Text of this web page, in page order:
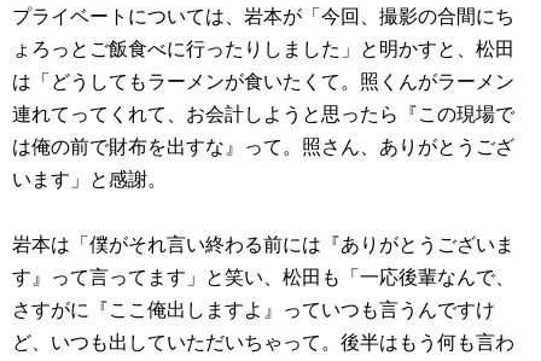
プライベートについては、岩本が「今回、撮影の合間にち
ょろっとご飯食べに行ったりしました」と明かすと、松田
は「どうしてもラーメンが食いたくて。照くんがラーメン
連れてってくれて、お会計しようと思ったら『この現場で
は俺の前で財布を出すな』って。照さん、ありがとうござ
います」と感謝。
岩本は「僕がそれ言い終わる前には『ありがとうございま
す』って言ってます」と笑い、松田も「一応後輩なんで、
さすがに『ここ俺出しますよ』っていつも言うんですけ
ど、いつも出していただいちゃって。後半はもう何も言わ